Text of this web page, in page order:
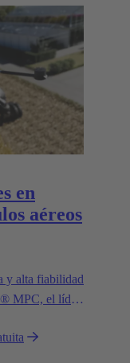
en
aéreos
y alta fiabilidad
MPC, el líder
drones